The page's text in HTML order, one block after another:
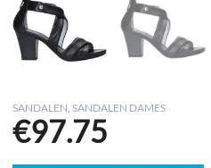
SANDALEN ,SANDALEN DAMES
€97.75